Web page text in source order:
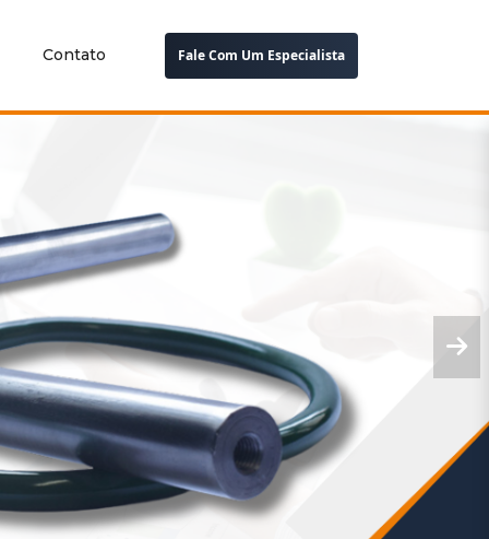
Contato Fale Com Um Especialista